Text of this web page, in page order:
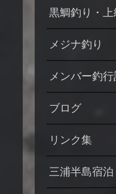
黒鯛釣り・上
メジナ釣り
メンバー釣行
ブログ
リンク集
三浦半島宿泊